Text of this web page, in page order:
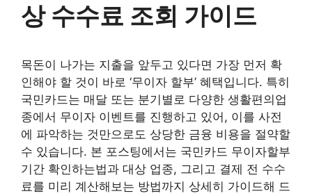
상 수수료 조회 가이드
목돈이 나가는 지출을 앞두고 있다면 가장 먼저 확
인해야 할 것이 바로 ‘무이자 할부’ 혜택입니다. 특히
국민카드는 매달 또는 분기별로 다양한 생활편의업
종에서 무이자 이벤트를 진행하고 있어, 이를 사전
에 파악하는 것만으로도 상당한 금융 비용을 절약할
수 있습니다. 본 포스팅에서는 국민카드 무이자할부
기간 확인하는법과 대상 업종, 그리고 결제 전 수수
료를 미리 계산해보는 방법까지 상세히 가이드해 드